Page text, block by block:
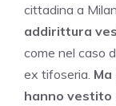
cittadina a
addirittura
come nel caso
ex tifoseria.
hanno vestito